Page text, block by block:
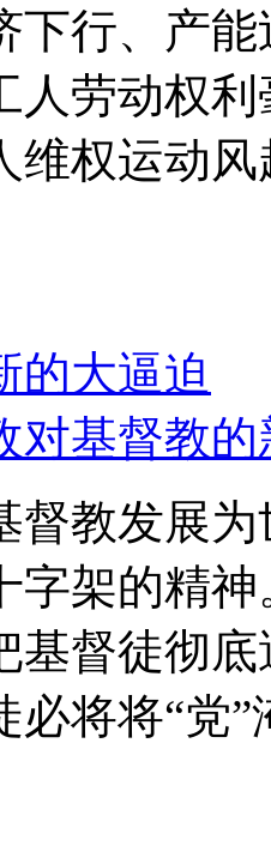
下行、产
人劳动权
维权运动
的大逼迫
基督教的
督教发展
字架的精
基督徒彻
必将将“党”